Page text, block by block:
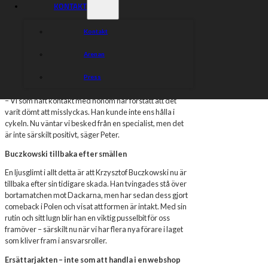
KONTAKT
Kontakt
Arenan
Press
rehabilitering väntar, och att Luke inte kommer att vara
tillgänglig för tävling på länge.
Samtidigt är läget fortsatt osäkert kring Bartlomiej
kraschen i SEC Challenge. Han har försökt köra två
första heatet båda gångerna.
– Vi som haft kontakt med honom har förstått att det
varit dömt att misslyckas. Han kunde inte ens hålla i
cykeln. Nu väntar vi besked från en specialist, men det
är inte särskilt positivt, säger Peter.
Buczkowski tillbaka efter smällen
En ljusglimt i allt detta är att Krzysztof Buczkowski nu är
tillbaka efter sin tidigare skada. Han tvingades stå över
bortamatchen mot Dackarna, men har sedan dess gjort
comeback i Polen och visat att formen är intakt. Med sin
rutin och sitt lugn blir han en viktig pusselbit för oss
framöver – särskilt nu när vi har flera nya förare i laget
som kliver fram i ansvarsroller.
Ersättarjakten – inte som att handla i en webshop